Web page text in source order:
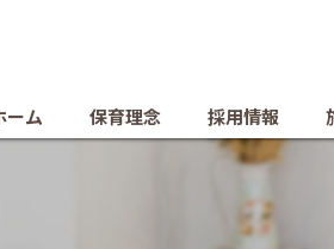
ーム 保育理念 採用情報